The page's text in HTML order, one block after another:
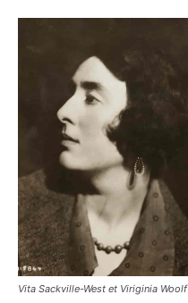
Vita Sackville-West et Viriginia Woolf